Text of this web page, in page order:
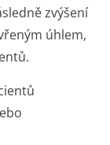
zvýšení
úhlem,